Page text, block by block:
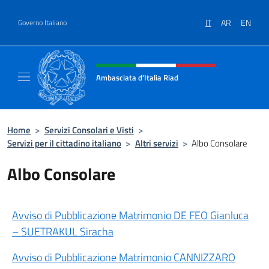
Governo Italiano IT AR EN
Intestazione sito, social e menù
Ambasciata d'Italia Riad
Home > Servizi Consolari e Visti >
Servizi per il cittadino italiano > Altri servizi > Albo Consolare
Albo Consolare
Avviso di Pubblicazione Matrimonio DE FEO Gianluca
– SUETRAKUL Siracha
Avviso di Pubblicazione Matrimonio CANNIZZARO